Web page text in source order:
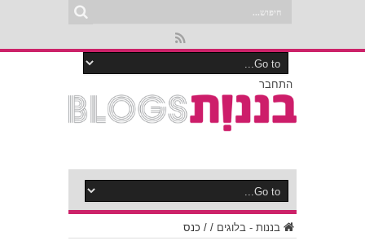
התחבר
בננות - בלוגים /
/ כנס